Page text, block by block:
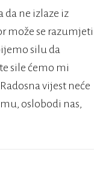
ne izlaze iz
može se razumjeti
silu da
sile ćemo mi
vijest neće
oslobodi nas,